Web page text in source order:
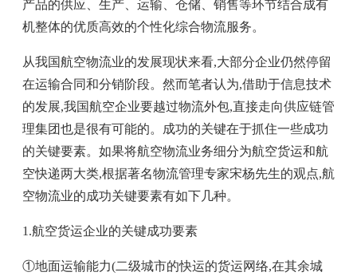
产品的供应、生产、运输、仓储、销售等环节结合成有
机整体的优质高效的个性化综合物流服务。
从我国航空物流业的发展现状来看,大部分企业仍然停留
在运输合同和分销阶段。然而笔者认为,借助于信息技术
的发展,我国航空企业要越过物流外包,直接走向供应链管
理集团也是很有可能的。成功的关键在于抓住一些成功
的关键要素。如果将航空物流业务细分为航空货运和航
空快递两大类,根据著名物流管理专家宋杨先生的观点,航
空物流业的成功关键要素有如下几种。
1.航空货运企业的关键成功要素
①地面运输能力(二级城市的快运的货运网络,在其余城